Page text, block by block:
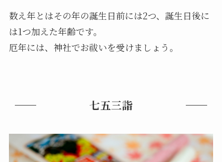
数え年とはその年の誕生日前には2つ、誕生日後に
は1つ加えた年齢です。
厄年には、神社でお祓いを受けましょう。
七五三詣